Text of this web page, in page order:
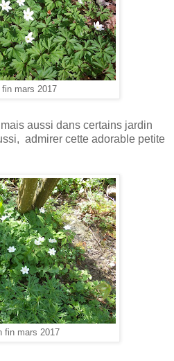
fin mars 2017
aussi dans certains jardin
admirer cette adorable petite
fin mars 2017